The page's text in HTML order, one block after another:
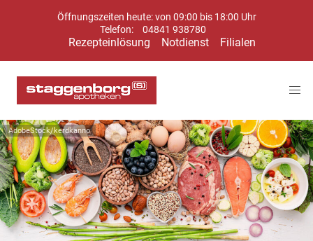
Öffnungszeiten heute: von 09:00 bis 18:00 Uhr
Telefon:
04841 938780
Rezepteinlösung Notdienst Filialen
AdobeStock/kerdkanno